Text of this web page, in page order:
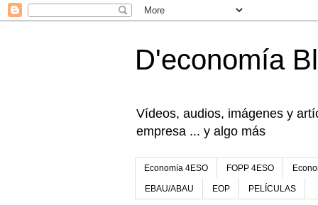
D'economía
Vídeos, audios, imágenes y
empresa ... y algo más
Economía 4ESO FOPP 4ESO
EBAU/ABAU EOP PELÍCULAS